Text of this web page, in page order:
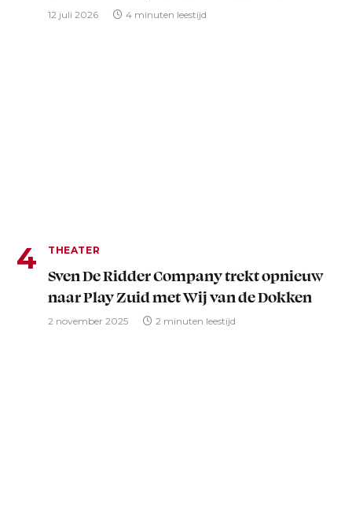
12 juli 2026 4 minuten leestijd
THEATER
Sven De Ridder Company trekt opnieuw
naar Play Zuid met Wij van de Dokken
2 november 2025 2 minuten leestijd